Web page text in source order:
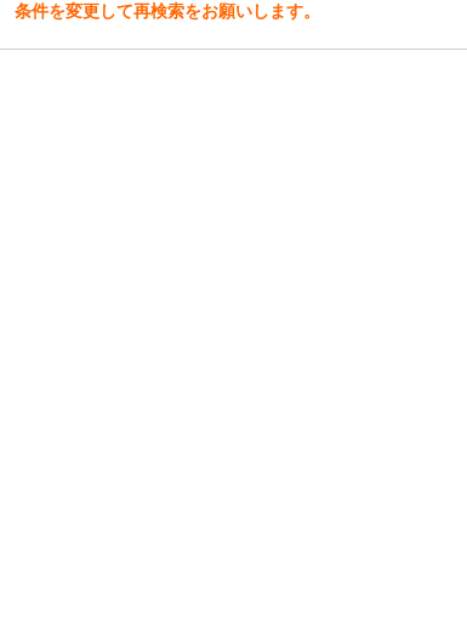
条件を変更して再検索をお願いします。